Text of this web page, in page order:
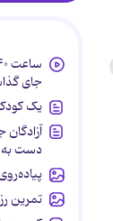
جای
یک
دست به
تمرین